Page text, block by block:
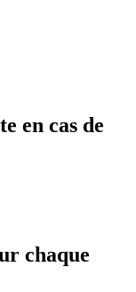
en cas de
chaque